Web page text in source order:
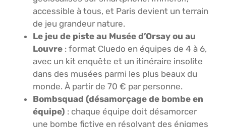
accessible à tous, et Paris devient un terrain
de jeu grandeur nature.
Le jeu de piste au Musée d’Orsay ou au
Louvre : format Cluedo en équipes de 4 à 6,
avec un kit enquête et un itinéraire insolite
dans des musées parmi les plus beaux du
monde. À partir de 70 € par personne.
Bombsquad (désamorçage de bombe en
équipe) : chaque équipe doit désamorcer
une bombe fictive en résolvant des énigmes